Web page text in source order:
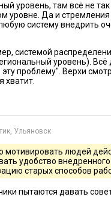
уровень, там всё не
уровне. Да и
систему внедрить
системой
уровень).
проблему". Верхи
хватит.
Ульяновск
мотивировать людей
удобство
старых способов
пытаются давать